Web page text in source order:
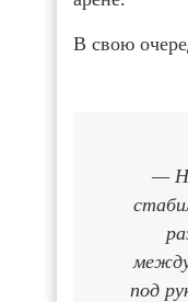
В свою
—
под